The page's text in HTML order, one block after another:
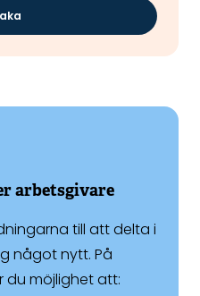
arbetsgivare
till att delta i
något nytt. På
du möjlighet att: